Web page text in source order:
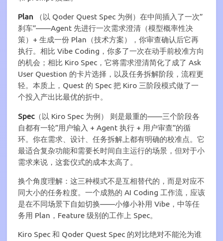
Plan （以 Qoder Quest Spec 为例）在中间插入了一次”
刹车”——Agent 先进行一次需求澄清（模型概率性决
策）+ 生成一份 Plan（技术方案），你审查确认后它再
执行。相比 Vibe Coding，你多了一次在动手前校准方向
的机会；相比 Kiro Spec，它将需求澄清简化了成了 Ask
User Question 的卡片选择，以及任务拆解阶段，流程更
轻。本质上，Quest 的 Spec 把 Kiro 三阶段模式做了一
个投入产出比最优的折中。
Spec（以 Kiro Spec 为例） 则是最重的——三个阶段各
自都有一轮”用户输入 + Agent 执行 + 用户审查”的循
环。你在需求、设计、任务拆解上都有明确的校准点。它
最适合复杂功能和需要长时间自主运行的场景，但对于小
需求来说，这套仪式的成本太高了。
换个角度理解：这三种模式不是互相替代的，而是对应不
同大小的任务粒度。一个成熟的 AI Coding 工作流，应该
是在不同场景下自如切换——小修小补用 Vibe，中等任
务用 Plan，Feature 级别的工作上 Spec。
Kiro Spec 和 Qoder Quest Spec 的对比绝对不能沦为谁